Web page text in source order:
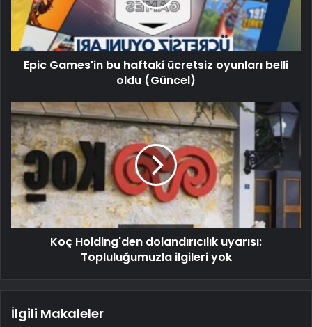
Epic Games'in bu haftaki ücretsiz oyunları belli
oldu (Güncel)
Koç Holding'den dolandırıcılık uyarısı:
Topluluğumuzla ilgileri yok
İlgili Makaleler